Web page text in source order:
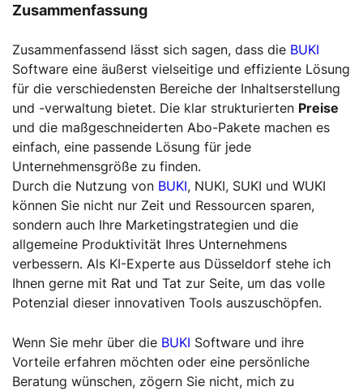
Zusammenfassung
Zusammenfassend lässt sich sagen, dass die BUKI
Software eine äußerst vielseitige und effiziente Lösung
für die verschiedensten Bereiche der Inhaltserstellung
und -verwaltung bietet. Die klar strukturierten Preise
und die maßgeschneiderten Abo-Pakete machen es
einfach, eine passende Lösung für jede
Unternehmensgröße zu finden.
Durch die Nutzung von BUKI, NUKI, SUKI und WUKI
können Sie nicht nur Zeit und Ressourcen sparen,
sondern auch Ihre Marketingstrategien und die
allgemeine Produktivität Ihres Unternehmens
verbessern. Als KI-Experte aus Düsseldorf stehe ich
Ihnen gerne mit Rat und Tat zur Seite, um das volle
Potenzial dieser innovativen Tools auszuschöpfen.
Wenn Sie mehr über die BUKI Software und ihre
Vorteile erfahren möchten oder eine persönliche
Beratung wünschen, zögern Sie nicht, mich zu